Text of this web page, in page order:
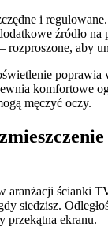
i regulowane.
źródło na
rozproszone, aby
poprawia
komfortowe
męczyć oczy.
aranżacji ścianki
siedzisz.
przekątna ekranu.